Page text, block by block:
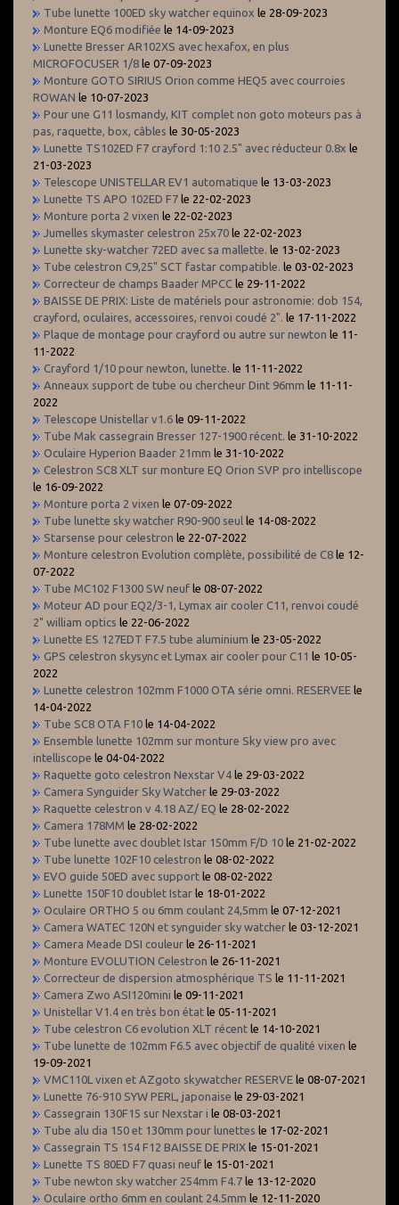
Tube lunette 100ED sky watcher equinox le 28-09-2023
Monture EQ6 modifiée le 14-09-2023
Lunette Bresser AR102XS avec hexafox, en plus
MICROFOCUSER 1/8 le 07-09-2023
Monture GOTO SIRIUS Orion comme HEQ5 avec courroies
ROWAN le 10-07-2023
Pour une G11 losmandy, KIT complet non goto moteurs pas à
pas, raquette, box, câbles le 30-05-2023
Lunette TS102ED F7 crayford 1:10 2.5" avec réducteur 0.8x le
21-03-2023
Telescope UNISTELLAR EV1 automatique le 13-03-2023
Lunette TS APO 102ED F7 le 22-02-2023
Monture porta 2 vixen le 22-02-2023
Jumelles skymaster celestron 25x70 le 22-02-2023
Lunette sky-watcher 72ED avec sa mallette. le 13-02-2023
Tube celestron C9,25" SCT fastar compatible. le 03-02-2023
Correcteur de champs Baader MPCC le 29-11-2022
BAISSE DE PRIX: Liste de matériels pour astronomie: dob 154,
crayford, oculaires, accessoires, renvoi coudé 2". le 17-11-2022
Plaque de montage pour crayford ou autre sur newton le 11-
11-2022
Crayford 1/10 pour newton, lunette. le 11-11-2022
Anneaux support de tube ou chercheur Dint 96mm le 11-11-
2022
Telescope Unistellar v1.6 le 09-11-2022
Tube Mak cassegrain Bresser 127-1900 récent. le 31-10-2022
Oculaire Hyperion Baader 21mm le 31-10-2022
Celestron SC8 XLT sur monture EQ Orion SVP pro intelliscope
le 16-09-2022
Monture porta 2 vixen le 07-09-2022
Tube lunette sky watcher R90-900 seul le 14-08-2022
Starsense pour celestron le 22-07-2022
Monture celestron Evolution complète, possibilité de C8 le 12-
07-2022
Tube MC102 F1300 SW neuf le 08-07-2022
Moteur AD pour EQ2/3-1, Lymax air cooler C11, renvoi coudé
2" william optics le 22-06-2022
Lunette ES 127EDT F7.5 tube aluminium le 23-05-2022
GPS celestron skysync et Lymax air cooler pour C11 le 10-05-
2022
Lunette celestron 102mm F1000 OTA série omni. RESERVEE le
14-04-2022
Tube SC8 OTA F10 le 14-04-2022
Ensemble lunette 102mm sur monture Sky view pro avec
intelliscope le 04-04-2022
Raquette goto celestron Nexstar V4 le 29-03-2022
Camera Synguider Sky Watcher le 29-03-2022
Raquette celestron v 4.18 AZ/ EQ le 28-02-2022
Camera 178MM le 28-02-2022
Tube lunette avec doublet Istar 150mm F/D 10 le 21-02-2022
Tube lunette 102F10 celestron le 08-02-2022
EVO guide 50ED avec support le 08-02-2022
Lunette 150F10 doublet Istar le 18-01-2022
Oculaire ORTHO 5 ou 6mm coulant 24,5mm le 07-12-2021
Camera WATEC 120N et synguider sky watcher le 03-12-2021
Camera Meade DSI couleur le 26-11-2021
Monture EVOLUTION Celestron le 26-11-2021
Correcteur de dispersion atmosphérique TS le 11-11-2021
Camera Zwo ASI120mini le 09-11-2021
Unistellar V1.4 en très bon état le 05-11-2021
Tube celestron C6 evolution XLT récent le 14-10-2021
Tube lunette de 102mm F6.5 avec objectif de qualité vixen le
19-09-2021
VMC110L vixen et AZgoto skywatcher RESERVE le 08-07-2021
Lunette 76-910 SYW PERL, japonaise le 29-03-2021
Cassegrain 130F15 sur Nexstar i le 08-03-2021
Tube alu dia 150 et 130mm pour lunettes le 17-02-2021
Cassegrain TS 154 F12 BAISSE DE PRIX le 15-01-2021
Lunette TS 80ED F7 quasi neuf le 15-01-2021
Tube newton sky watcher 254mm F4.7 le 13-12-2020
Oculaire ortho 6mm en coulant 24.5mm le 12-11-2020